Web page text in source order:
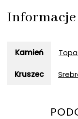
Kamień
Kruszec